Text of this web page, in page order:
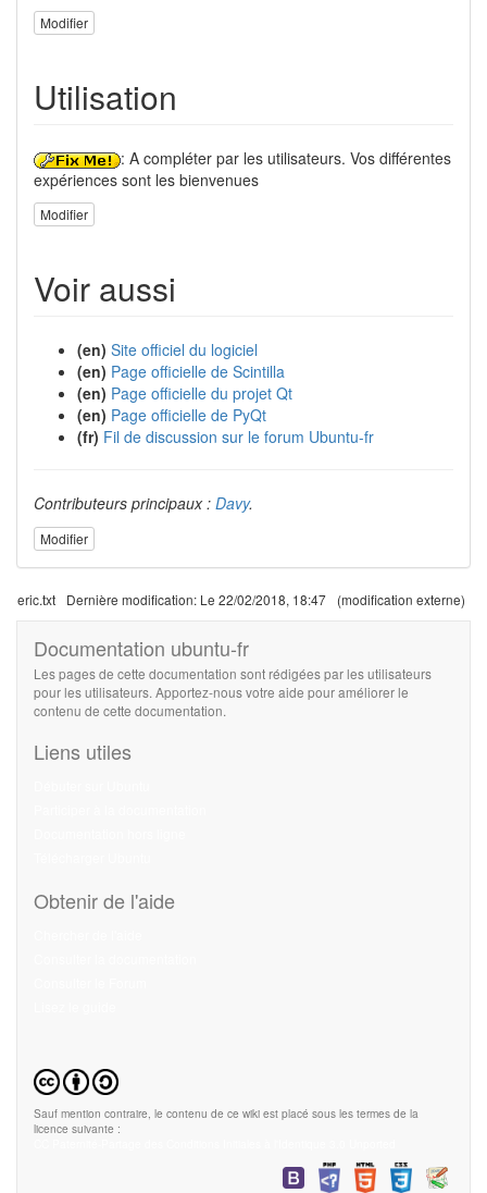
Modifier
Utilisation
: A compléter par les utilisateurs. Vos différentes
expériences sont les bienvenues
Modifier
Voir aussi
(en) Site officiel du logiciel
(en) Page officielle de Scintilla
(en) Page officielle du projet Qt
(en) Page officielle de PyQt
(fr) Fil de discussion sur le forum Ubuntu-fr
Contributeurs principaux : Davy.
Modifier
eric.txt Dernière modification: Le 22/02/2018, 18:47 (modification externe)
Documentation ubuntu-fr
Les pages de cette documentation sont rédigées par les utilisateurs
pour les utilisateurs. Apportez-nous votre aide pour améliorer le
contenu de cette documentation.
Liens utiles
Obtenir de l'aide
Sauf mention contraire, le contenu de ce wiki est placé sous les termes de la
licence suivante :